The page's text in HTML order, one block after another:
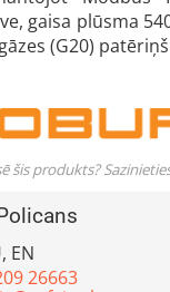
gaisa plūsma
(G20)
šis produkts?
EN
26663